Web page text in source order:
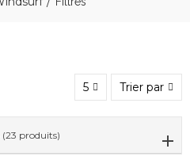
5 Trier par
(23 produits)